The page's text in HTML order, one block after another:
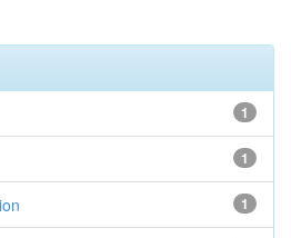
1
1
1